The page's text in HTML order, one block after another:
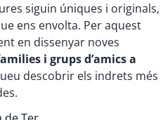
siguin úniques i originals,
ens envolta. Per aquest
en dissenyar noves
i grups d’amics a
descobrir els indrets més